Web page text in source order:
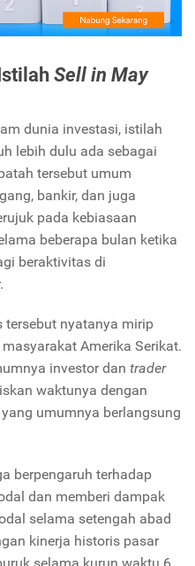
Sell in May
dunia investasi, istilah
lebih dulu ada sebagai
tersebut umum
bankir, dan juga
pada kebiasaan
beberapa bulan ketika
beraktivitas di
tersebut nyatanya mirip
Amerika Serikat.
investor dan trader
waktunya dengan
umumnya berlangsung
berpengaruh terhadap
dan memberi dampak
selama setengah abad
kinerja historis pasar